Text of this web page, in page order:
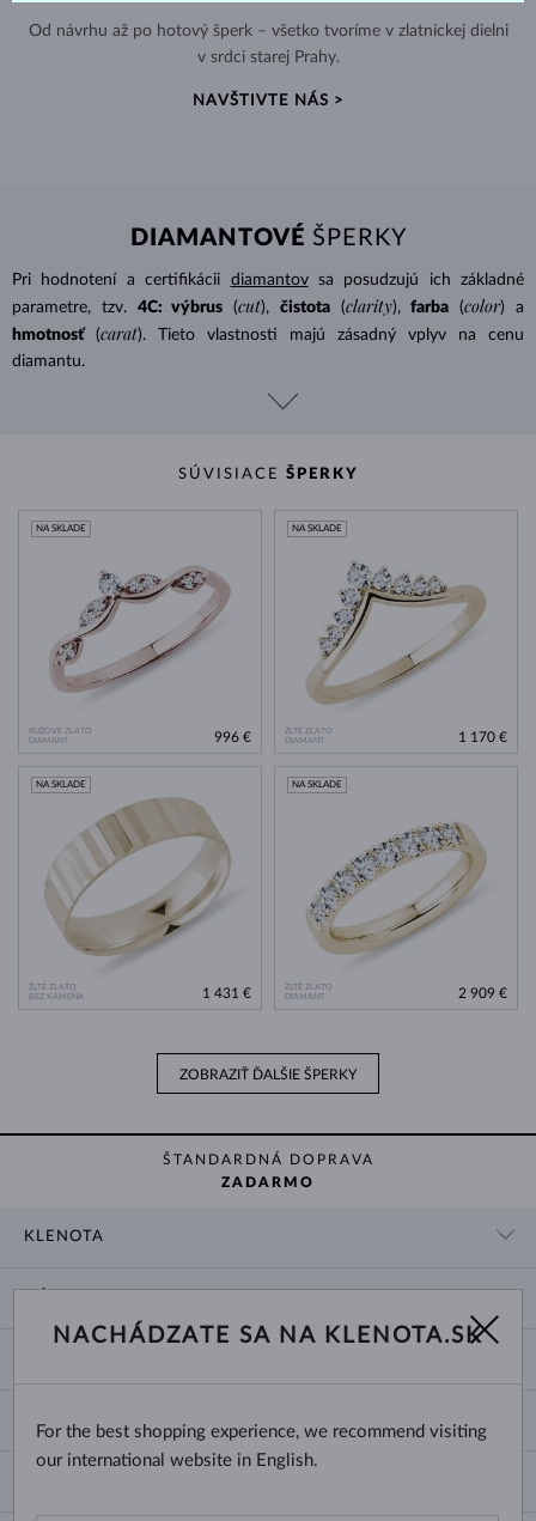
Od návrhu až po hotový šperk – všetko tvoríme v zlatníckej dielni
v srdci starej Prahy.
NAVŠTIVTE NÁS >
DIAMANTOVÉ ŠPERKY
Pri hodnotení a certifikácii diamantovsa posudzujú ich základné
parametre, tzv.
4C: výbrus (cut), čistota (clarity), farba (color) a
hmotnosť
(carat). Tieto vlastnosti majú zásadný vplyv na cenu
diamantu.
SÚVISIACE ŠPERKY
RUŽOVÉ ZLATO
DIAMANT
NA SKLADE
996 €
ŽLTÉ ZLATO
DIAMANT
NA SKLADE
1 170 €
ŽLTÉ ZLATO
BEZ KAMEŇA
NA SKLADE
1 431 €
ŽLTÉ ZLATO
DIAMANT
NA SKLADE
2 909 €
ZOBRAZIŤ ĎALŠIE ŠPERKY
ŠTANDARDNÁ DOPRAVA
ZADARMO
KLENOTA
O NÁS
DODANIE A PLATBA ZA TOVAR
VÝBER SVADOBNÝCH OBRÚČOK
CERTIFIKÁTY PRAVOSTI
TYPY A DĹŽKY RETIAZOK
DĹŽKY NÁRAMKOV
Slovensko
NACHÁDZATE SA NA KLENOTA.SK
For the best shopping experience, we recommend visiting
our international website in English.